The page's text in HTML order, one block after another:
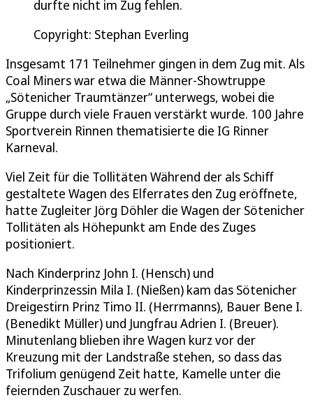
durfte nicht im Zug fehlen.
Copyright: Stephan Everling
Insgesamt 171 Teilnehmer gingen in dem Zug mit. Als
Coal Miners war etwa die Männer-Showtruppe
„Sötenicher Traumtänzer“ unterwegs, wobei die
Gruppe durch viele Frauen verstärkt wurde. 100 Jahre
Sportverein Rinnen thematisierte die IG Rinner
Karneval.
Viel Zeit für die Tollitäten Während der als Schiff
gestaltete Wagen des Elferrates den Zug eröffnete,
hatte Zugleiter Jörg Döhler die Wagen der Sötenicher
Tollitäten als Höhepunkt am Ende des Zuges
positioniert.
Nach Kinderprinz John I. (Hensch) und
Kinderprinzessin Mila I. (Nießen) kam das Sötenicher
Dreigestirn Prinz Timo II. (Herrmanns), Bauer Bene I.
(Benedikt Müller) und Jungfrau Adrien I. (Breuer).
Minutenlang blieben ihre Wagen kurz vor der
Kreuzung mit der Landstraße stehen, so dass das
Trifolium genügend Zeit hatte, Kamelle unter die
feiernden Zuschauer zu werfen.